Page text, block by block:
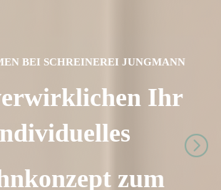
BEI SCHREINEREI JUNGMANN
Ihr
zum